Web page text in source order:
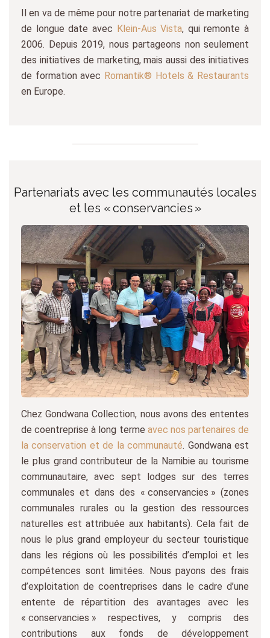
Il en va de même pour notre partenariat de marketing
de longue date avec Klein-Aus Vista, qui remonte à
2006. Depuis 2019, nous partageons non seulement
des initiatives de marketing, mais aussi des initiatives
de formation avec Romantik® Hotels & Restaurants
en Europe.
Partenariats avec les communautés locales
et les « conservancies »
Chez Gondwana Collection, nous avons des ententes
de coentreprise à long terme avec nos partenaires de
la conservation et de la communauté. Gondwana est
le plus grand contributeur de la Namibie au tourisme
communautaire, avec sept lodges sur des terres
communales et dans des « conservancies » (zones
communales rurales ou la gestion des ressources
naturelles est attribuée aux habitants). Cela fait de
nous le plus grand employeur du secteur touristique
dans les régions où les possibilités d’emploi et les
compétences sont limitées. Nous payons des frais
d’exploitation de coentreprises dans le cadre d’une
entente de répartition des avantages avec les
« conservancies » respectives, y compris des
contributions aux fonds de développement